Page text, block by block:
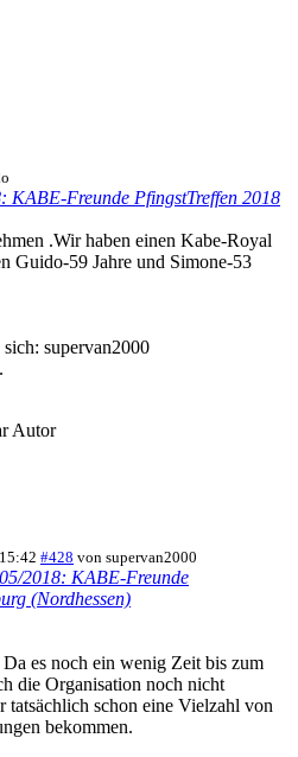
KABE-Freunde PfingstTreffen 2018
.Wir haben einen Kabe-Royal
Guido-59 Jahre und Simone-53
supervan2000
Autor
#428 von supervan2000
05/2018: KABE-Freunde
(Nordhessen)
es noch ein wenig Zeit bis zum
die Organisation noch nicht
tatsächlich schon eine Vielzahl von
bekommen.